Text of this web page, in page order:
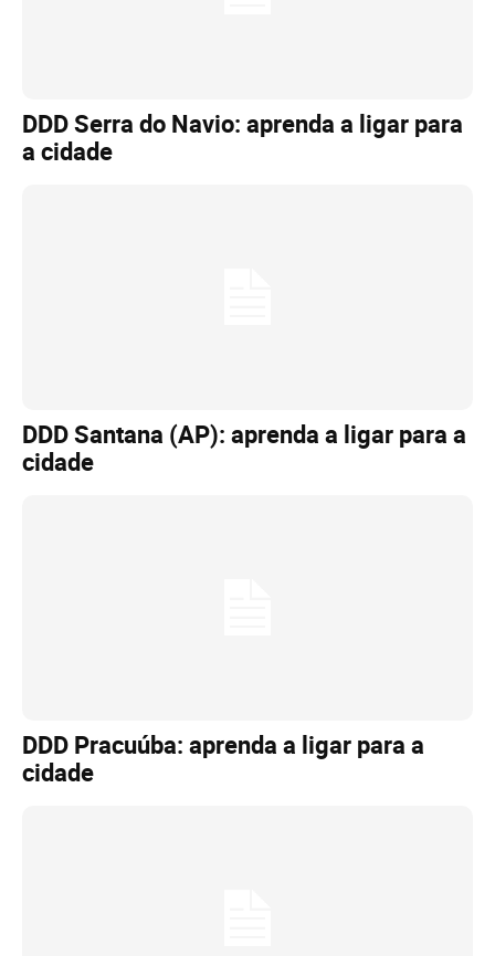
DDD Serra do Navio: aprenda a ligar para
a cidade
DDD Santana (AP): aprenda a ligar para a
cidade
DDD Pracuúba: aprenda a ligar para a
cidade